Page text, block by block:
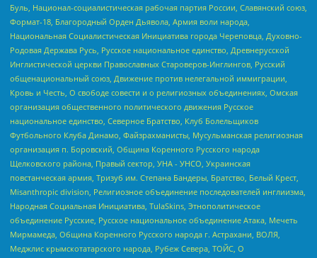
Буль, Национал-социалистическая рабочая партия России, Славянский союз,
Формат-18, Благородный Орден Дьявола, Армия воли народа,
Национальная Социалистическая Инициатива города Череповца, Духовно-
Родовая Держава Русь, Русское национальное единство, Древнерусской
Инглистической церкви Православных Староверов-Инглингов, Русский
общенациональный союз, Движение против нелегальной иммиграции,
Кровь и Честь, О свободе совести и о религиозных объединениях, Омская
организация общественного политического движения Русское
национальное единство, Северное Братство, Клуб Болельщиков
Футбольного Клуба Динамо, Файзрахманисты, Мусульманская религиозная
организация п. Боровский, Община Коренного Русского народа
Щелковского района, Правый сектор, УНА - УНСО, Украинская
повстанческая армия, Тризуб им. Степана Бандеры, Братство, Белый Крест,
Misanthropic division, Религиозное объединение последователей инглиизма,
Народная Социальная Инициатива, TulaSkins, Этнополитическое
объединение Русские, Русское национальное объединение Атака, Мечеть
Мирмамеда, Община Коренного Русского народа г. Астрахани, ВОЛЯ,
Меджлис крымскотатарского народа, Рубеж Севера, ТОЙС, О